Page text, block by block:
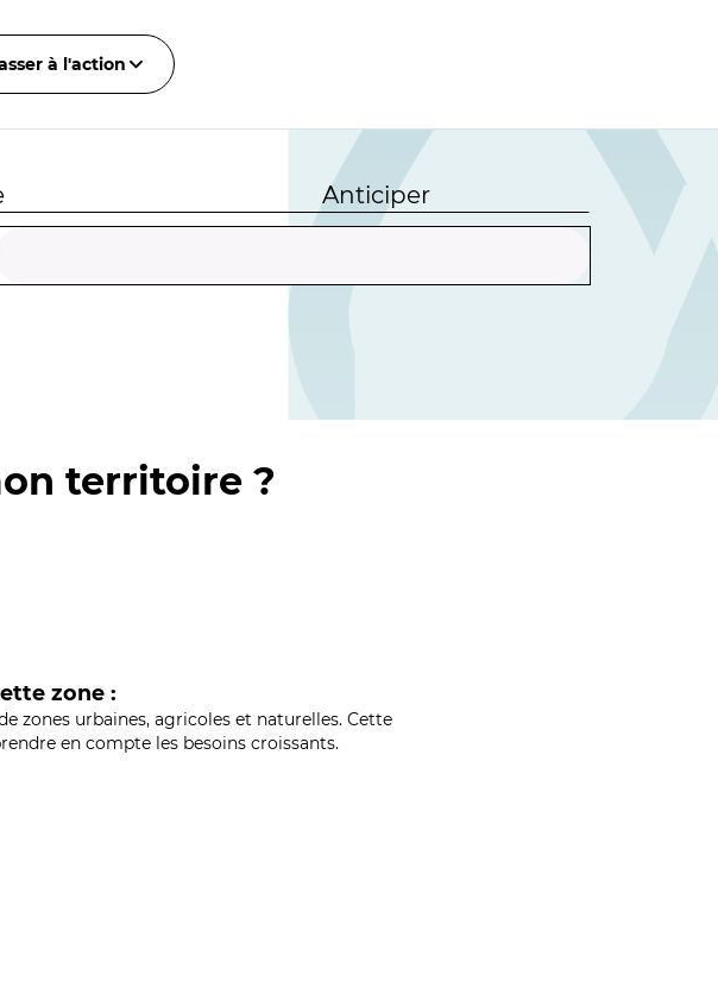
à l'action
Anticiper
territoire ?
zone :
zones urbaines, agricoles et naturelles. Cette
en compte les besoins croissants.